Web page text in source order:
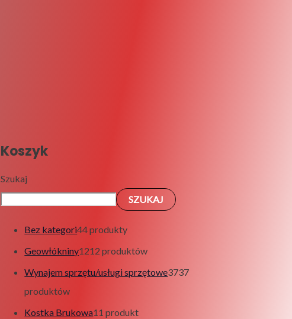
Koszyk
Szukaj
SZUKAJ
Bez kategori44 produkty
Geowłókniny1212 produktów
Wynajem sprzętu/usługi sprzętowe3737
produktów
Kostka Brukowa11 produkt